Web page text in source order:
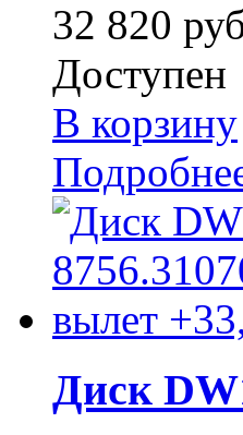
32 820
Доступен
В корзину
Диск